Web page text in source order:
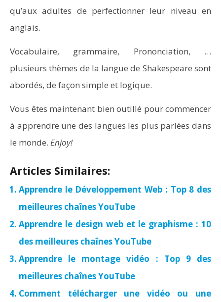
qu’aux adultes de perfectionner leur niveau en
anglais.
Vocabulaire, grammaire, Prononciation, …
plusieurs thèmes de la langue de Shakespeare sont
abordés, de façon simple et logique.
Vous êtes maintenant bien outillé pour commencer
à apprendre une des langues les plus parlées dans
le monde. Enjoy!
Articles Similaires:
Apprendre le Développement Web : Top 8 des
meilleures chaînes YouTube
Apprendre le design web et le graphisme : 10
des meilleures chaînes YouTube
Apprendre le montage vidéo : Top 9 des
meilleures chaînes YouTube
Comment télécharger une vidéo ou une